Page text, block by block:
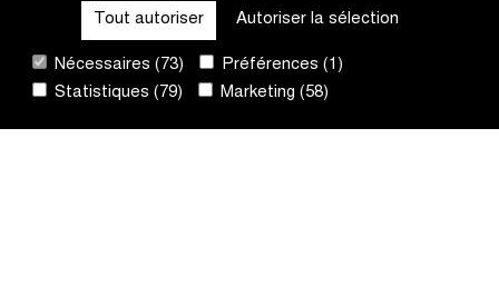
Tout autoriser Autoriser la sélection
Nécessaires (73)
Préférences (1)
Statistiques (79)
Marketing (58)
CONTACT